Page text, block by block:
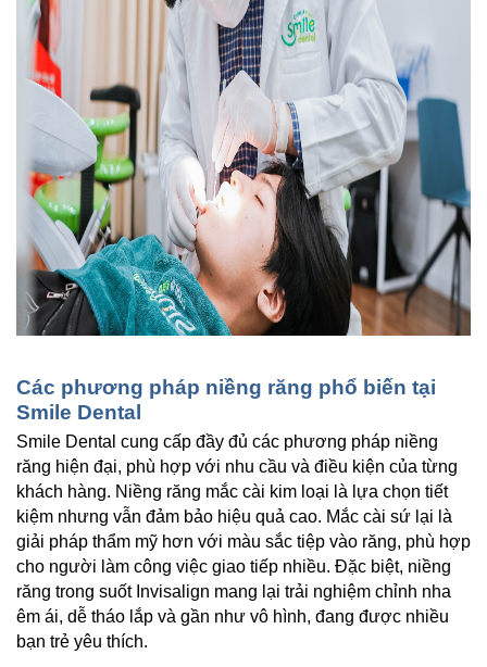
Các phương pháp niềng răng phổ biến tại
Smile Dental
Smile Dental cung cấp đầy đủ các phương pháp niềng
răng hiện đại, phù hợp với nhu cầu và điều kiện của từng
khách hàng. Niềng răng mắc cài kim loại là lựa chọn tiết
kiệm nhưng vẫn đảm bảo hiệu quả cao. Mắc cài sứ lại là
giải pháp thẩm mỹ hơn với màu sắc tiệp vào răng, phù hợp
cho người làm công việc giao tiếp nhiều. Đặc biệt, niềng
răng trong suốt Invisalign mang lại trải nghiệm chỉnh nha
êm ái, dễ tháo lắp và gần như vô hình, đang được nhiều
bạn trẻ yêu thích.